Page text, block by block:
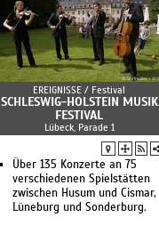
EREIGNISSE / Festival
SCHLESWIG-HOLSTEIN MUSIK
FESTIVAL
Lübeck, Parade 1
Über 135 Konzerte an 75
verschiedenen Spielstätten
zwischen Husum und Cismar,
Lüneburg und Sonderburg.